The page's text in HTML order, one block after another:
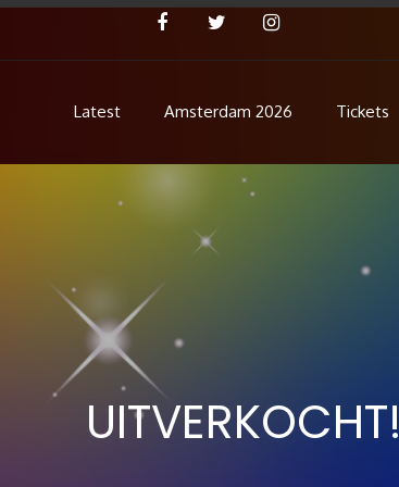
Latest Amsterdam 2026 Tickets
UITVERKOCHT!